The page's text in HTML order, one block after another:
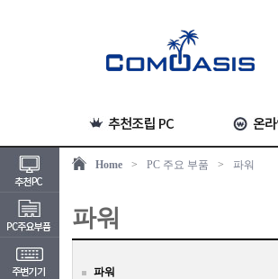
Home > PC 주요 부품 > 파워
파워
파워